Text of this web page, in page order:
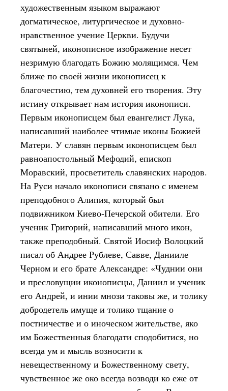
художественным языком выражают
догматическое, литургическое и духовно-
нравственное учение Церкви. Будучи
святыней, иконописное изображение несет
незримую благодать Божию молящимся. Чем
ближе по своей жизни иконописец к
благочестию, тем духовней его творения. Эту
истину открывает нам история иконописи.
Первым иконописцем был евангелист Лука,
написавший наиболее чтимые иконы Божией
Матери. У славян первым иконописцем был
равноапостольный Мефодий, епископ
Моравский, просветитель славянских народов.
На Руси начало иконописи связано с именем
преподобного Алипия, который был
подвижником Киево-Печерской обители. Его
ученик Григорий, написавший много икон,
также преподобный. Святой Иосиф Волоцкий
писал об Андрее Рублеве, Савве, Данииле
Черном и его брате Александре: «Чуднии они
и пресловущии иконописцы, Даниил и ученик
его Андрей, и инии мнози таковы же, и толику
добродетель имуще и толико тщание о
постничестве и о иноческом жительстве, яко
им Божественныя благодати сподобитися, но
всегда ум и мысль возносити к
невещественному и Божественному свету,
чувственное же око всегда возводи ко еже от